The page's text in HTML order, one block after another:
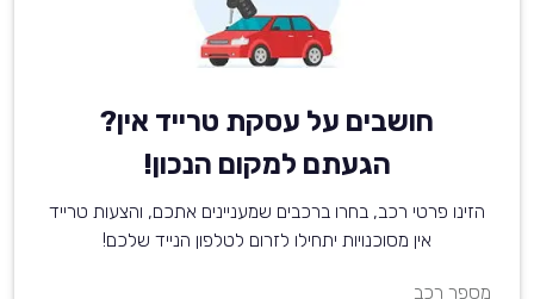
חושבים על עסקת טרייד אין?
הגעתם למקום הנכון!
הזינו פרטי רכב, בחרו ברכבים שמעניינים אתכם, והצעות טרייד
אין מסוכנויות יתחילו לזרום לטלפון הנייד שלכם!
מספר רכב